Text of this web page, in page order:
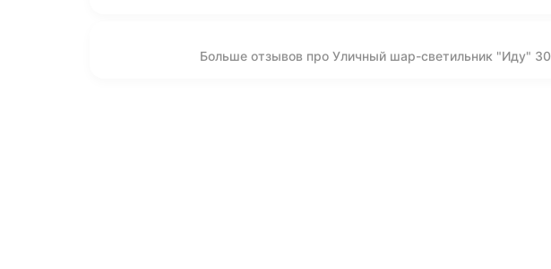
Больше отзывов про Уличный шар-светильник "Иду"